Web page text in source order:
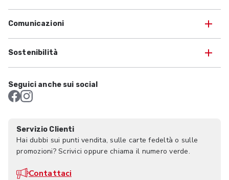
Comunicazioni
Sostenibilità
Seguici anche sui social
Servizio Clienti
Hai dubbi sui punti vendita, sulle carte fedeltà o sulle
promozioni? Scrivici oppure chiama il numero verde.
Contattaci